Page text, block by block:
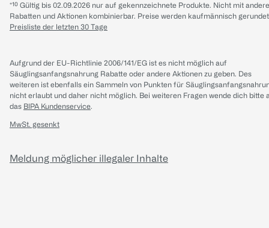
*¹⁰ Gültig bis 02.09.2026 nur auf gekennzeichnete Produkte. Nicht mit
Rabatten und Aktionen kombinierbar. Preise werden kaufmännisch
Preisliste der letzten 30 Tage
Aufgrund der EU-Richtlinie 2006/141/EG ist es nicht möglich auf
Säuglingsanfangsnahrung Rabatte oder andere Aktionen zu geben. Des
weiteren ist ebenfalls ein Sammeln von Punkten für
nicht erlaubt und daher nicht möglich. Bei weiteren Fragen wende dich bitte
das BIPA Kundenservice.
MwSt. gesenkt
Meldung möglicher illegaler Inhalte